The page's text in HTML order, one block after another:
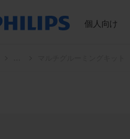
個人向け